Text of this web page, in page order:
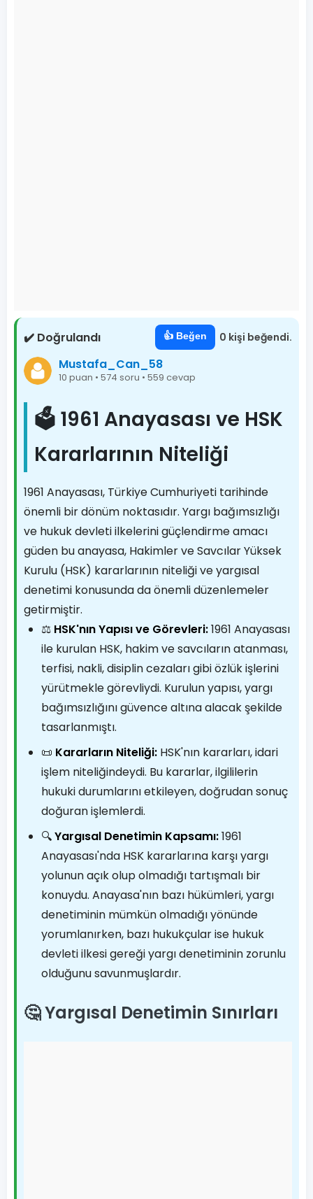
✔️ Doğrulandı 👍 Beğen 0 kişi beğendi.
Mustafa_Can_58
10 puan • 574 soru • 559 cevap
🗳️ 1961 Anayasası ve HSK
Kararlarının Niteliği
1961 Anayasası, Türkiye Cumhuriyeti tarihinde
önemli bir dönüm noktasıdır. Yargı bağımsızlığı
ve hukuk devleti ilkelerini güçlendirme amacı
güden bu anayasa, Hakimler ve Savcılar Yüksek
Kurulu (HSK) kararlarının niteliği ve yargısal
denetimi konusunda da önemli düzenlemeler
getirmiştir.
⚖️ HSK'nın Yapısı ve Görevleri:1961 Anayasası
ile kurulan HSK, hakim ve savcıların atanması,
terfisi, nakli, disiplin cezaları gibi özlük işlerini
yürütmekle görevliydi. Kurulun yapısı, yargı
bağımsızlığını güvence altına alacak şekilde
tasarlanmıştı.
📜 Kararların Niteliği: HSK'nın kararları, idari
işlem niteliğindeydi. Bu kararlar, ilgililerin
hukuki durumlarını etkileyen, doğrudan sonuç
doğuran işlemlerdi.
🔍Yargısal Denetimin Kapsamı:1961
Anayasası'nda HSK kararlarına karşı yargı
yolunun açık olup olmadığı tartışmalı bir
konuydu. Anayasa'nın bazı hükümleri, yargı
denetiminin mümkün olmadığı yönünde
yorumlanırken, bazı hukukçular ise hukuk
devleti ilkesi gereği yargı denetiminin zorunlu
olduğunu savunmuşlardır.
🤔 Yargısal Denetimin Sınırları